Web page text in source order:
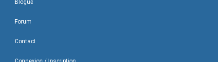
Blogue
Forum
Contact